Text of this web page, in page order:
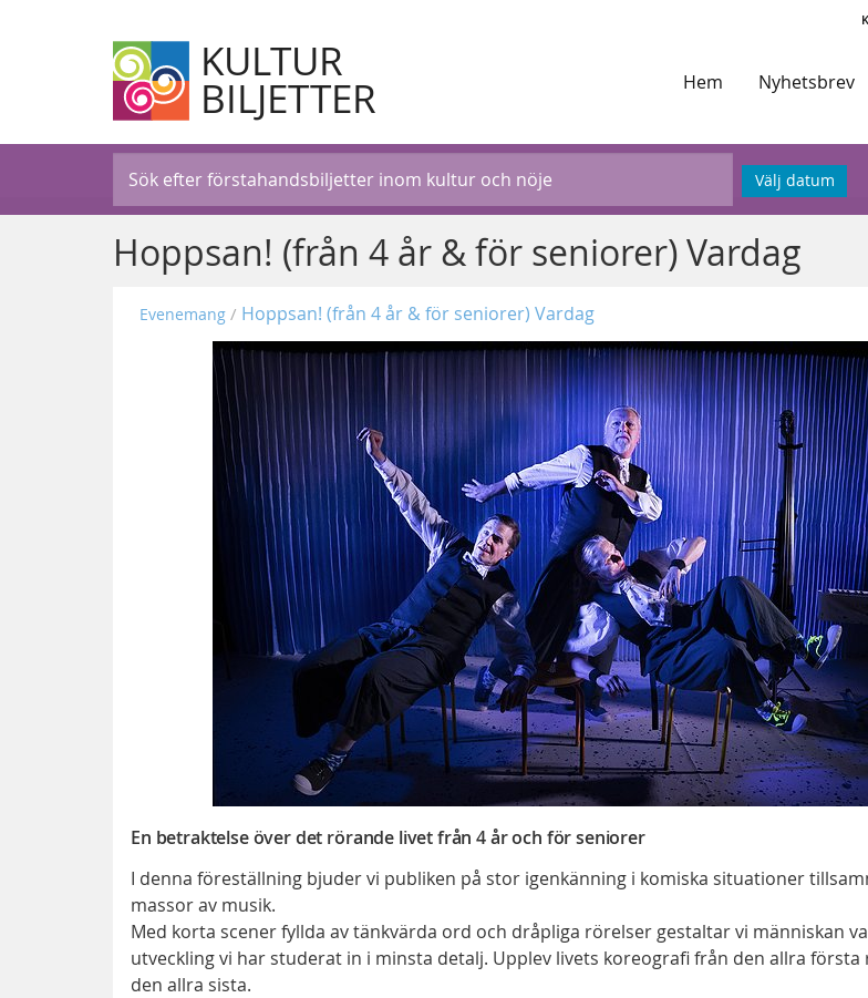
KULTUR
BILJETTER Hem Nyhetsbrev
Välj datum
Hoppsan! (från 4 år & för seniorer) Vardag
Evenemang Hoppsan! (från 4 år & för seniorer) Vardag
En betraktelse över det rörande livet från 4 år och för seniorer
I denna föreställning bjuder vi publiken på stor igenkänning i komiska situationer
massor av musik.
Med korta scener fyllda av tänkvärda ord och dråpliga rörelser gestaltar vi människan
utveckling vi har studerat in i minsta detalj. Upplev livets koreografi från den allra första
den allra sista.